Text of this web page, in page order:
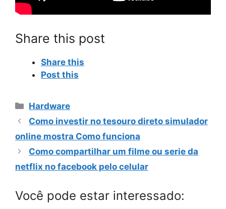
Share this post
Share this
Post this
Categorias
Hardware
Como investir no tesouro direto simulador
online mostra Como funciona
Como compartilhar um filme ou serie da
netflix no facebook pelo celular
Você pode estar interessado: